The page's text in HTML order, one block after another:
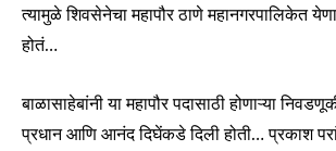
त्यामुळे शिवसेनेचा महापौर ठाणे महानगरपालिकेत
होतं…
बाळासाहेबांनी या महापौर पदासाठी होणाऱ्या
प्रधान आणि आनंद दिघेंकडे दिली होती… प्रकाश